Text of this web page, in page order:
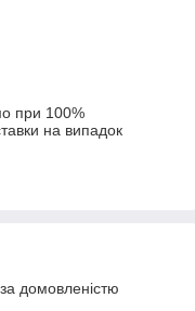
при 100%
на випадок
домовленістю